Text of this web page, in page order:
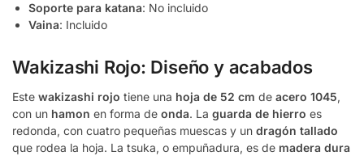
Soporte para katana: No incluido
Vaina: Incluido
Wakizashi Rojo: Diseño y acabados
Este wakizashi rojo tiene una hoja de 52 cm de acero 1045,
con un hamon en forma de onda. La guarda de hierro es
redonda, con cuatro pequeñas muescas y un dragón tallado
que rodea la hoja. La tsuka, o empuñadura, es de madera dura